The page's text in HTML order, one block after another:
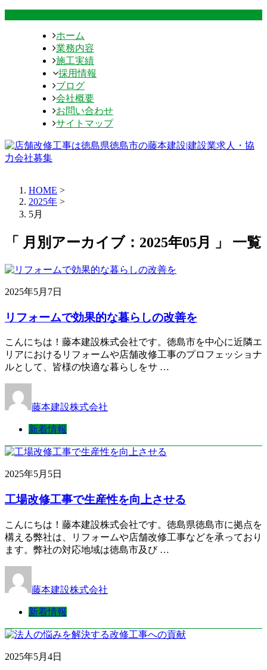
ホーム
業務内容
施工実績
採用情報
ブログ
会社概要
お問い合わせ
サイトマップ
HOME >
2025年 >
5月
「 月別アーカイブ：2025年05月 」 一覧
2025年5月7日
リフォームで効果的な暮らしの改善を
こんにちは！藤本建設株式会社です。徳島市を中心に近隣エ
リアにおけるリフォームや店舗改修工事のプロフェッショナ
ルとして、皆様の快適な暮らしをサ …
藤本建設株式会社
新着情報
2025年5月5日
工場改修工事で生産性を向上させる
こんにちは！藤本建設株式会社です。徳島県徳島市に拠点を
構える弊社は、リフォームや店舗改修工事などを承っており
ます。弊社の対応地域は徳島市及び …
藤本建設株式会社
新着情報
2025年5月4日